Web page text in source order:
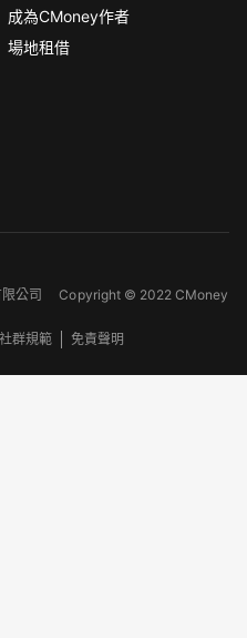
成為CMoney作者
場地租借
限公司Copyright © 2022 CMoney
社群規範 免責聲明